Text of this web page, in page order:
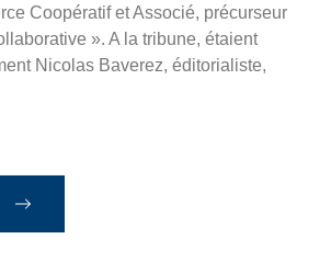
Coopératif et Associé, précurseur
». A la tribune, étaient
Nicolas Baverez, éditorialiste,